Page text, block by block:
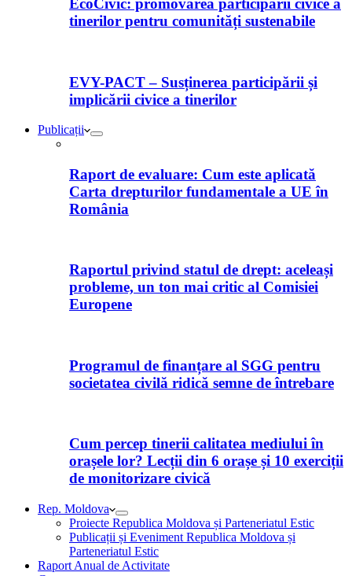
EcoCivic: promovarea participării civice a
tinerilor pentru comunități sustenabile
EVY-PACT – Susținerea participării și
implicării civice a tinerilor
Publicații
Raport de evaluare: Cum este aplicată
Carta drepturilor fundamentale a UE în
România
Raportul privind statul de drept: aceleași
probleme, un ton mai critic al Comisiei
Europene
Programul de finanțare al SGG pentru
societatea civilă ridică semne de întrebare
Cum percep tinerii calitatea mediului în
orașele lor? Lecții din 6 orașe și 10 exerciții
de monitorizare civică
Rep. Moldova
Proiecte Republica Moldova și Parteneriatul Estic
Publicații și Eveniment Republica Moldova și
Parteneriatul Estic
Raport Anual de Activitate